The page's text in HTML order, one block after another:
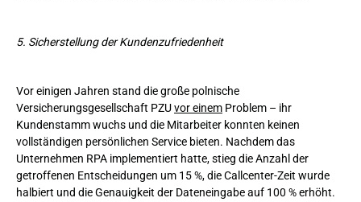
5. Sicherstellung der Kundenzufriedenheit
Vor einigen Jahren stand die große polnische
Versicherungsgesellschaft PZUvor einem Problem – ihr
Kundenstamm wuchs und die Mitarbeiter konnten keinen
vollständigen persönlichen Service bieten. Nachdem das
Unternehmen RPA implementiert hatte, stieg die Anzahl der
getroffenen Entscheidungen um 15 %, die Callcenter-Zeit wurde
halbiert und die Genauigkeit der Dateneingabe auf 100 % erhöht.